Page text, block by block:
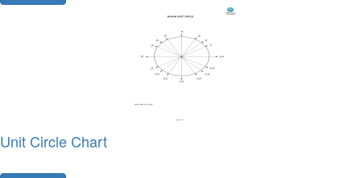
Unit Circle Chart